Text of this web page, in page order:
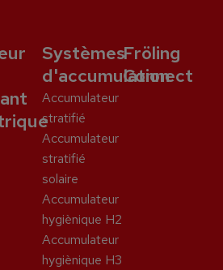
Systèmes
d'accumulation
Accumulateur
stratifié
Accumulateur
stratifié
solaire
Accumulateur
hygiènique H2
Accumulateur
hygiènique H3
Fröling
Connect